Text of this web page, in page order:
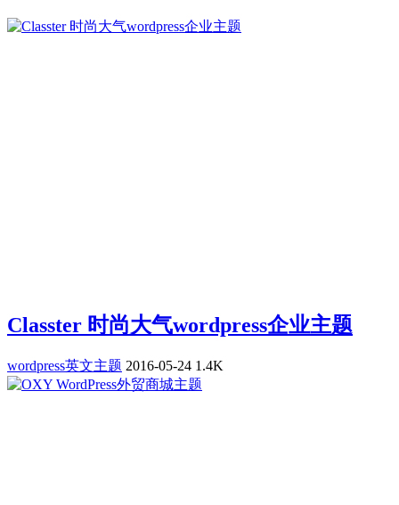
Classter 时尚大气wordpress企业主题
wordpress英文主题 2016-05-24 1.4K